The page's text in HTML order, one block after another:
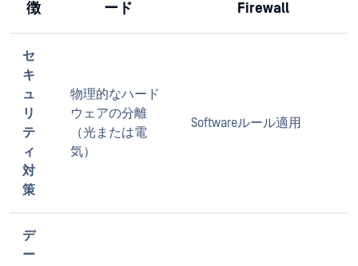
徴
ード
Firewall
セ
キ
ュ
リ
テ
ィ
対
策
物理的なハード
ウェアの分離
（光または電
気）
Softwareルール適用
デ
ー